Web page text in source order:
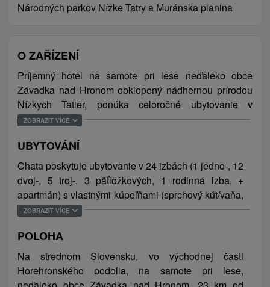
Národných parkov Nízke Tatry a Muránska planina
O ZAŘÍZENÍ
Príjemný hotel na samote pri lese neďaleko obce
Závadka nad Hronom obklopený nádhernou prírodou
Nízkych Tatier, ponúka celoročné ubytovanie v
jednoducho, ale pekne zariadených izbách s balkónmi.
miestnosť, kde je možné si posedieť a relaxovať v kruhu
blízkych a rodiny alebo sa zabaviť pri hraní stolného
futbalu či tenisu. Hosťom je po celý čas pobytu k
dispozícii reštaurácia s barom, ktorej priestory sú
vhodné aj na usporiadanie rôznych firemných akcii,
rodinných stretnutí, večierkov či školení. Pre
najmenších návštevníkov je v interiéri pripravený
úschovu lyží a bicyklov. Vonkajší pozemok hotela má
ideálnu rozlohu na hranie futbalu, volejbalu a príjemne
ZOBRAZIT VÍCE
UBYTOVÁNÍ
Chata poskytuje ubytovanie v 24 izbách (1 jedno-, 12
dvoj-, 5 troj-, 3 päťlôžkových, 1 rodinná izba, +
apartmán) s vlastnými kúpeľňami (sprchový kút/vaňa,
umývadlo, toaleta). Návštevníci majú k dispozícii aj
spoločenské hry, jedálenské sedenie). Celková
kapacita ubytovania je 79 osôb (66 lôžok, 13
prísteliek).
ZOBRAZIT VÍCE
POLOHA
Na strednom Slovensku, vo východnej časti
Horehronského podolia, na samote pri lese,